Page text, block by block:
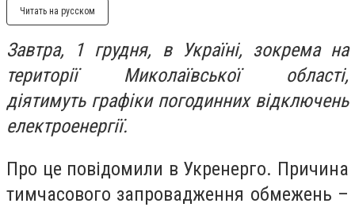
Читать на русском
Завтра, 1 грудня, в Україні, зокрема на
території Миколаївської області,
діятимуть графіки погодинних відключень
електроенергії.
Про це повідомили в Укренерго. Причина
тимчасового запровадження обмежень –